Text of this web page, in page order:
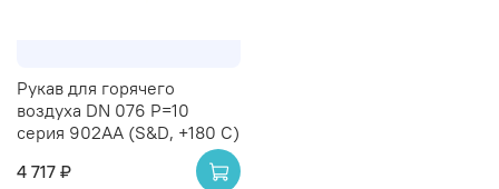
Рукав для горячего
воздуха DN 076 P=10
серия 902AA (S&D, +180 C)
4 717 ₽